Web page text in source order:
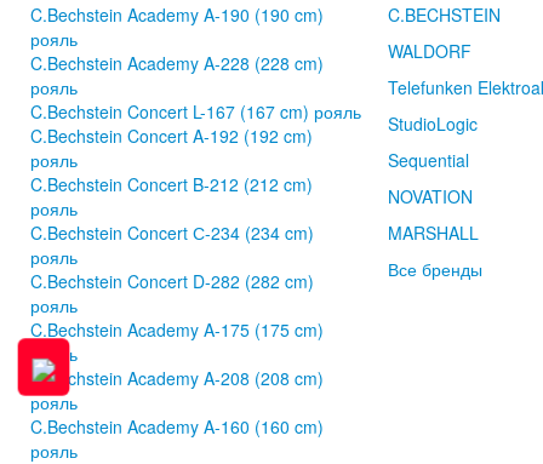
C.Bechstein Academy A-190 (190 cm)
рояль
C.Bechstein Academy A-228 (228 cm)
рояль
C.Bechstein Concert L-167 (167 cm) рояль
C.Bechstein Concert A-192 (192 cm)
рояль
C.Bechstein Concert B-212 (212 cm)
рояль
C.Bechstein Concert С-234 (234 cm)
рояль
C.Bechstein Concert D-282 (282 cm)
рояль
C.Bechstein Academy A-175 (175 cm)
рояль
C.Bechstein Academy A-208 (208 cm)
рояль
C.Bechstein Academy A-160 (160 cm)
рояль
C.BECHSTEIN
WALDORF
Telefunken
StudioLogic
Sequential
NOVATION
MARSHALL
Все бренды